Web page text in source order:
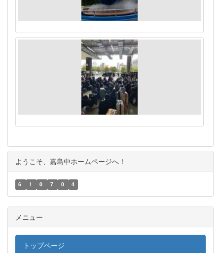
ようこそ、嘉島中ホームページへ！
6 1 0 7 0 4
メニュー
トップページ